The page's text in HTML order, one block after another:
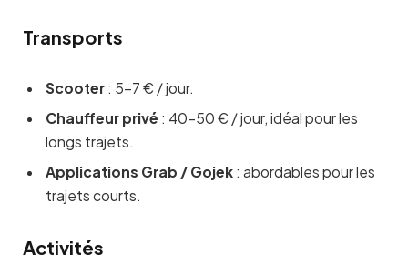
Transports
Scooter : 5–7 € / jour.
Chauffeur privé : 40–50 € / jour, idéal pour les
longs trajets.
Applications Grab / Gojek : abordables pour les
trajets courts.
Activités